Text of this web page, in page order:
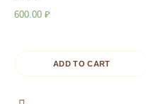
600.00 ₽
ADD TO CART